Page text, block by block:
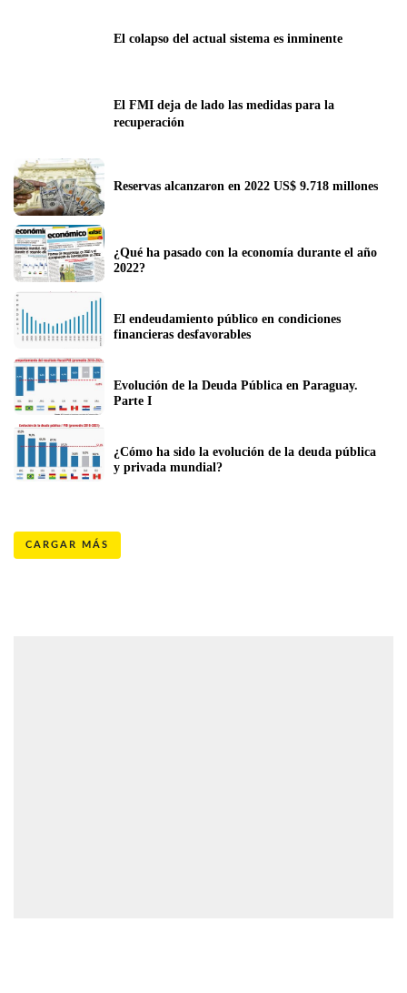
El colapso del actual sistema es inminente
El FMI deja de lado las medidas para la
recuperación
Reservas alcanzaron en 2022 US$ 9.718 millones
¿Qué ha pasado con la economía durante el año
2022?
El endeudamiento público en condiciones
financieras desfavorables
Evolución de la Deuda Pública en Paraguay.
Parte I
¿Cómo ha sido la evolución de la deuda pública
y privada mundial?
CARGAR MÁS